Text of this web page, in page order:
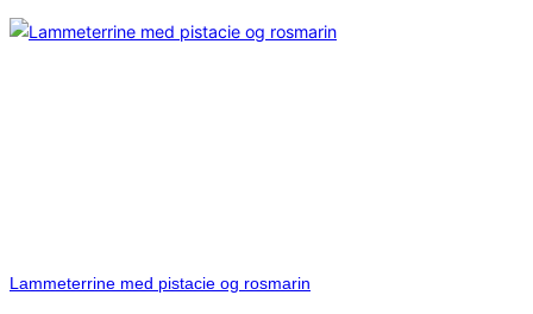
Lammeterrine med pistacie og rosmarin